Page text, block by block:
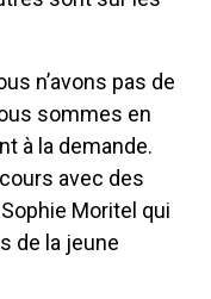
n’avons pas de
sommes en
à la demande.
avec des
Moritel qui
de la jeune